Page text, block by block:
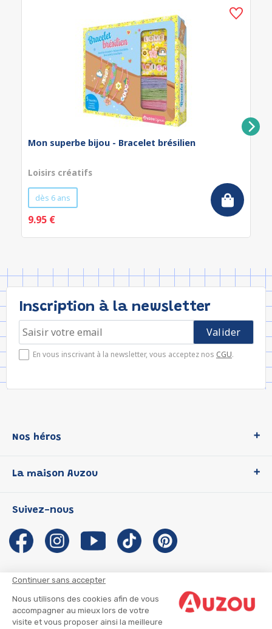
Continuer sans accepter
Nous utilisons des cookies afin de vous
accompagner au mieux lors de votre
visite et vous proposer ainsi la meilleure
Mon superbe bijou - Bracelet brésilien
Loisirs créatifs
dès 6 ans
9.95 €
Inscription à la newsletter
En vous inscrivant à la newsletter, vous acceptez nos CGU.
Nos héros
P'tit Loup
Les Influenceuses
Migali
Petite Taupe
La maison Auzou
Notre histoire
Auzou s'engage
Auteurs et illustrateurs Auzou
Suivre mon colis
Infos consommateur
Suivez-nous
CGU
CGV